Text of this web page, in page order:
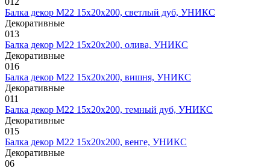
Балка декор М22 15х20х200, светлый дуб, УНИКС
Декоративные
013
Балка декор М22 15х20х200, олива, УНИКС
Декоративные
016
Балка декор М22 15х20х200, вишня, УНИКС
Декоративные
011
Балка декор М22 15х20х200, темный дуб, УНИКС
Декоративные
015
Балка декор М22 15х20х200, венге, УНИКС
Декоративные
06